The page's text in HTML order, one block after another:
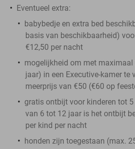
Eventueel extra:
babybedje en extra bed
basis van beschikbaarheid)
€12,50 per nacht
mogelijkheid om met maximaal
jaar) in een Executive-kamer te
meerprijs van €50 (€60 op
gratis ontbijt voor kinderen tot
van 6 tot 12 jaar is het ontbijt
per kind per nacht
honden zijn toegestaan (max.